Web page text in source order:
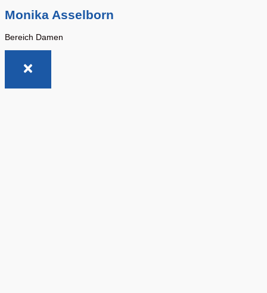
Monika Asselborn
Bereich Damen